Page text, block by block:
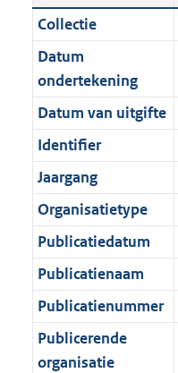
c
a
t
i
e
i
n
f
o
r
m
a
a
t
t
e
2
4
M
b
Collectie
Datum
ondertekening
Datum van uitgifte
Identifier
Jaargang
Organisatietype
Publicatiedatum
Publicatienaam
Publicatienummer
Publicerende
organisatie